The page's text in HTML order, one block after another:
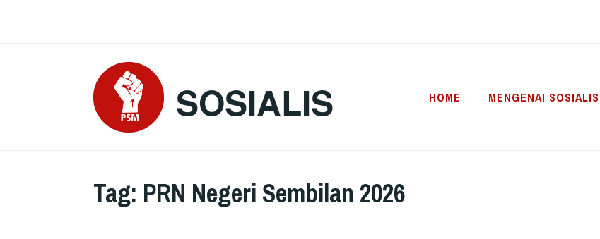
SOSIALIS HOME MENGENAI SOSIALIS
Tag: PRN Negeri Sembilan 2026